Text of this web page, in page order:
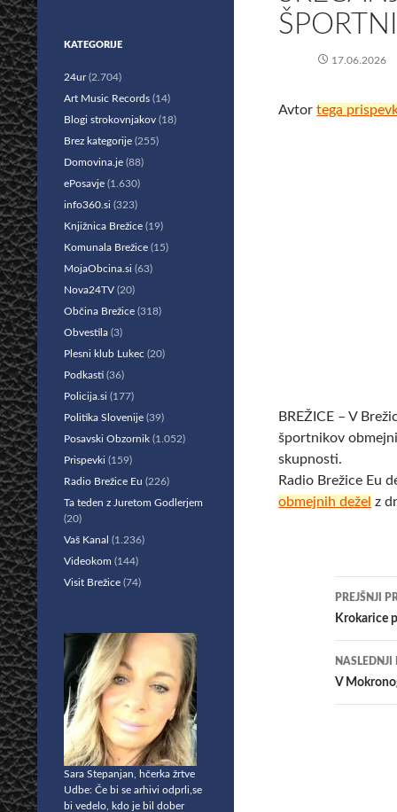
17.06.2026
Avtortega
BREŽICE – V
športnikov
skupnosti.
Radio Brežice Eu
obmejnih dežel z
po
PREJŠNJI
Krokarice
NASLEDNJI
V
KATEGORIJE
24ur(2.704)
Art Music Records (14)
Blogi strokovnjakov (18)
Brez kategorije (255)
Domovina.je (88)
ePosavje (1.630)
info360.si (323)
Knjižnica Brežice (19)
Komunala Brežice (15)
MojaObcina.si (63)
Nova24TV (20)
Občina Brežice (318)
Obvestila (3)
Plesni klub Lukec (20)
Podkasti (36)
Policija.si (177)
Politika Slovenije (39)
Posavski Obzornik (1.052)
Prispevki (159)
Radio Brežice Eu (226)
Ta teden z Juretom Godlerjem
(20)
Vaš Kanal (1.236)
Videokom (144)
Visit Brežice (74)
Sara Stepanjan, hčerka žrtve
Udbe: Če bi se arhivi odprli,se
bi vedelo, kdo je bil dober